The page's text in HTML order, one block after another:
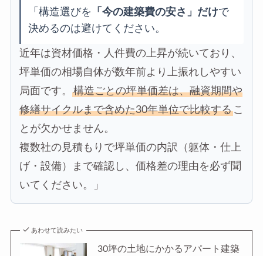
「構造選びを 「今の建築費の安さ」だけで
決めるのは避けてください。
近年は資材価格・人件費の上昇が続いており、
坪単価の相場自体が数年前より上振れしやすい
局面です。
構造ごとの坪単価差は、融資期間や
修繕サイクルまで含めた30年単位で比較するこ
とが欠かせません。
複数社の見積もりで坪単価の内訳（躯体・仕上
げ・設備）まで確認し、価格差の理由を必ず聞
いてください。」
あわせて読みたい
30坪の土地にかかるアパート建築